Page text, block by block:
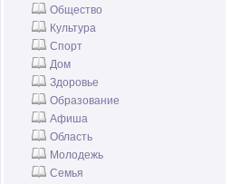
Общество
Культура
Спорт
Дом
Здоровье
Образование
Афиша
Область
Молодежь
Семья